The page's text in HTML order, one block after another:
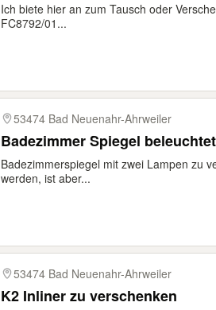
Ich biete hier an zum Tausch oder
FC8792/01...
53474 Bad Neuenahr-Ahrweiler
Badezimmer Spiegel
Badezimmerspiegel mit zwei Lampen zu
werden, ist aber...
53474 Bad Neuenahr-Ahrweiler
K2 Inliner zu verschenken